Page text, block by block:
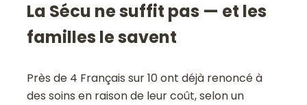
La Sécu ne suffit pas — et les
familles le savent
Près de 4 Français sur 10 ont déjà renoncé à
des soins en raison de leur coût, selon un